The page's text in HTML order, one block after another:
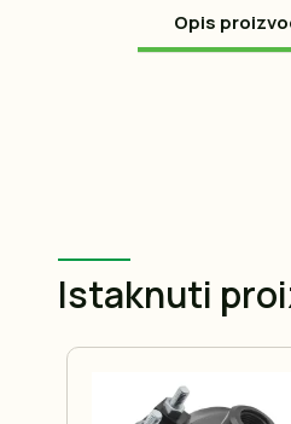
Opis
Istaknuti